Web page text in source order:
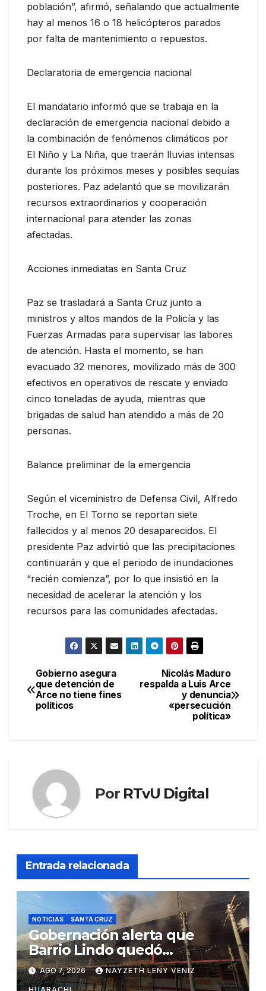
población”, afirmó, señalando que actualmente
hay al menos 16 o 18 helicópteros parados
por falta de mantenimiento o repuestos.
Declaratoria de emergencia nacional
El mandatario informó que se trabaja en la
declaración de emergencia nacional debido a
la combinación de fenómenos climáticos por
El Niño y La Niña, que traerán lluvias intensas
durante los próximos meses y posibles sequías
posteriores. Paz adelantó que se movilizarán
recursos extraordinarios y cooperación
internacional para atender las zonas
afectadas.
Acciones inmediatas en Santa Cruz
Paz se trasladará a Santa Cruz junto a
ministros y altos mandos de la Policía y las
Fuerzas Armadas para supervisar las labores
de atención. Hasta el momento, se han
evacuado 32 menores, movilizado más de 300
efectivos en operativos de rescate y enviado
cinco toneladas de ayuda, mientras que
brigadas de salud han atendido a más de 20
personas.
Balance preliminar de la emergencia
Según el viceministro de Defensa Civil, Alfredo
Troche, en El Torno se reportan siete
fallecidos y al menos 20 desaparecidos. El
presidente Paz advirtió que las precipitaciones
continuarán y que el periodo de inundaciones
“recién comienza”, por lo que insistió en la
necesidad de acelerar la atención y los
recursos para las comunidades afectadas.
Navegación
de
Nicolás Maduro
respalda a Luis Arce
y denuncia
«persecución
política»
Gobierno asegura
que detención de
Arce no tiene fines
políticos
Por RTvU Digital
Entrada relacionada
NOTICIAS SANTA CRUZ
Gobernación alerta que
Barrio Lindo quedó
inutilizable
AGO 7, 2026 NAYZETH LENY VENIZ